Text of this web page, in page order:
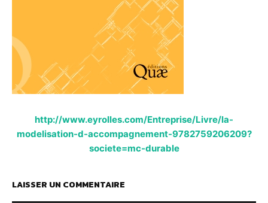
http://www.eyrolles.com/Entreprise/Livre/la-
modelisation-d-accompagnement-9782759206209?
societe=mc-durable
LAISSER UN COMMENTAIRE